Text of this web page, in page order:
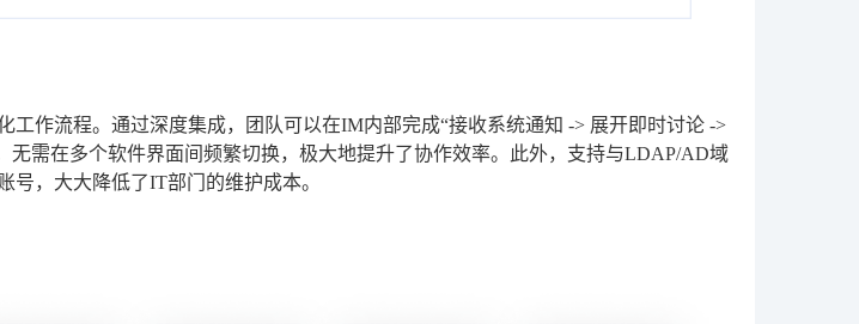
工作流程。通过深度集成，团队可以在IM内部完成“接收系统通知 -> 展开即时讨论 ->
无需在多个软件界面间频繁切换，极大地提升了协作效率。此外，支持与LDAP/AD域
号，大大降低了IT部门的维护成本。